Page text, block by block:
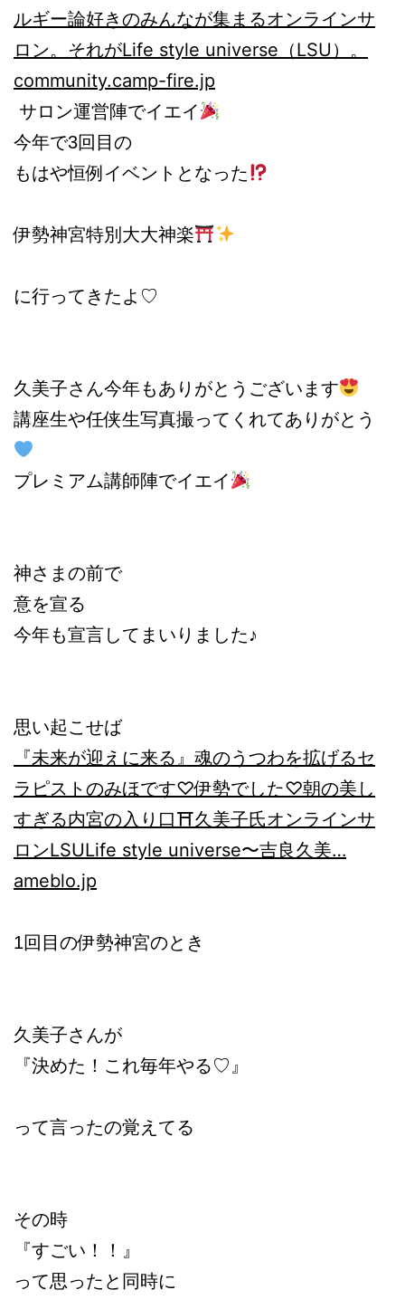
ルギー論好きのみんなが集まるオンラインサ
ロン。それがLife style universe（LSU）。
community.camp-fire.jp
サロン運営陣でイエイ
今年で3回目の
もはや恒例イベントとなった
伊勢神宮特別大大神楽
に行ってきたよ♡
久美子さん今年もありがとうございます
講座生や任侠生写真撮ってくれてありがとう
プレミアム講師陣でイエイ
神さまの前で
意を宣る
今年も宣言してまいりました♪
思い起こせば
『未来が迎えに来る』 魂のうつわを拡げるセ
ラピストのみほです♡伊勢でした♡朝の美し
すぎる内宮の入り口⛩久美子氏オンラインサ
ロンLSULife style universe〜吉良久美…
ameblo.jp
1回目の伊勢神宮のとき
久美子さんが
『決めた！これ毎年やる♡』
って言ったの覚えてる
その時
『すごい！！』
って思ったと同時に